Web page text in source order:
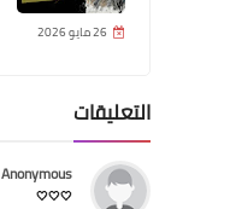
26 مايو 2026
التعليقات
Anonymous
🤍🤍🤍